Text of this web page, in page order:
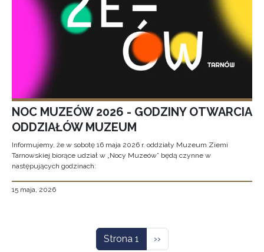
NOC MUZEÓW 2026 - GODZINY OTWARCIA
ODDZIAŁÓW MUZEUM
Informujemy, że w sobotę 16 maja 2026 r. oddziały Muzeum Ziemi
Tarnowskiej biorące udział w „Nocy Muzeów” będą czynne w
następujących godzinach:
15 maja, 2026
Strona 1 Następna strona
››